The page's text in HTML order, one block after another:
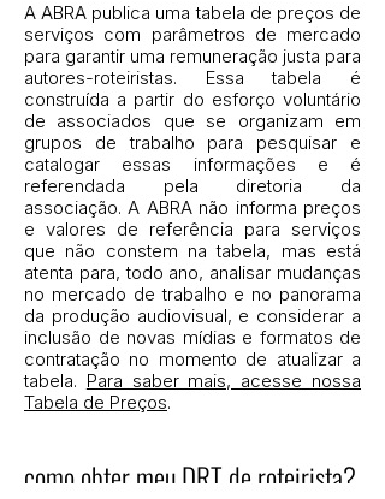
A ABRA publica uma tabela de preços de
serviços com parâmetros de mercado
para garantir uma remuneração justa para
autores-roteiristas. Essa tabela é
construída a partir do esforço voluntário
de associados que se organizam em
grupos de trabalho para pesquisar e
catalogar essas informações e é
referendada pela diretoria da
associação. A ABRA não informa preços
e valores de referência para serviços
que não constem na tabela, mas está
atenta para, todo ano, analisar mudanças
no mercado de trabalho e no panorama
da produção audiovisual, e considerar a
inclusão de novas mídias e formatos de
contratação no momento de atualizar a
tabela. Para saber mais, acesse nossa
Tabela de Preços.
como obter meu DRT de roteirista?